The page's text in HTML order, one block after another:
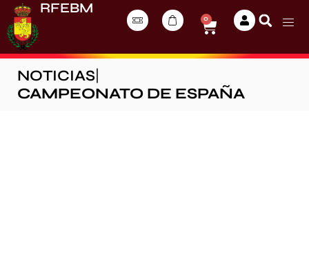
RFEBM
0
NOTICIAS
CAMPEONATO DE ESPAÑA